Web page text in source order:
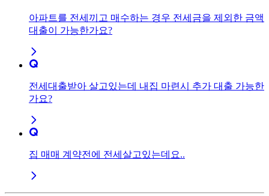
아파트를 전세끼고 매수하는 경우 전세금을 제외한 금액
대출이 가능한가요?
전세대출받아 살고있는데 내집 마련시 추가 대출 가능한
가요?
집 매매 계약전에 전세살고있는데요..